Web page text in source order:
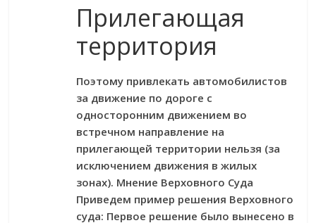
Прилегающая
территория
Поэтому привлекать автомобилистов
за движение по дороге с
односторонним движением во
встречном направление на
прилегающей территории нельзя (за
исключением движения в жилых
зонах). Мнение Верховного Суда
Приведем пример решения Верховного
суда: Первое решение было вынесено в